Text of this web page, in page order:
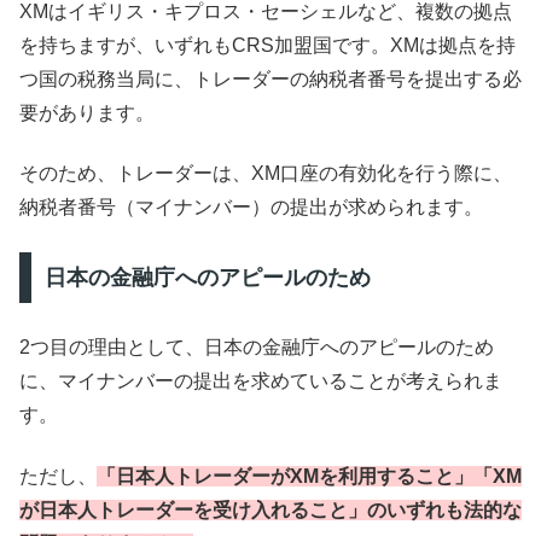
XMはイギリス・キプロス・セーシェルなど、複数の拠点
を持ちますが、いずれもCRS加盟国です。XMは拠点を持
つ国の税務当局に、トレーダーの納税者番号を提出する必
要があります。
そのため、トレーダーは、XM口座の有効化を行う際に、
納税者番号（マイナンバー）の提出が求められます。
日本の金融庁へのアピールのため
2つ目の理由として、日本の金融庁へのアピールのため
に、マイナンバーの提出を求めていることが考えられま
す。
ただし、
「日本人トレーダーがXMを利用すること」「XM
が日本人トレーダーを受け入れること」のいずれも法的な